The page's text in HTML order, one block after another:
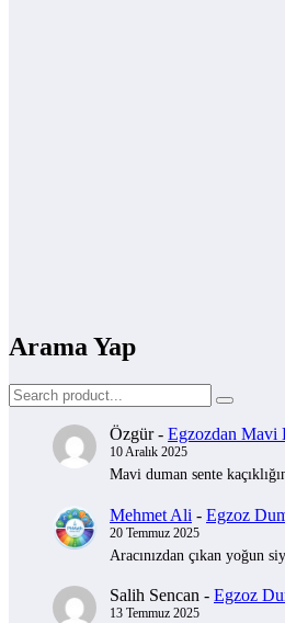
Arama Yap
Özgür- Egzozdan Mavi
10 Aralık 2025
Mavi duman sente
Mehmet Ali - Egzoz
20 Temmuz 2025
Aracınızdan çıkan yoğun
Salih Sencan - Egzoz
13 Temmuz 2025